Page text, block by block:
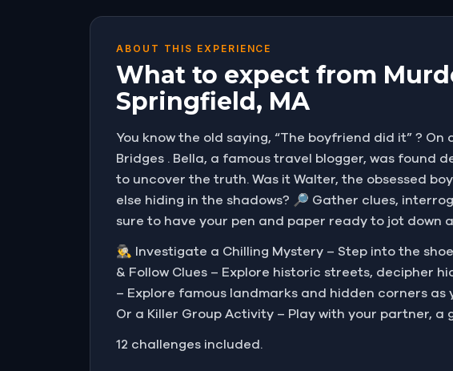
ABOUT THIS EXPERIENCE
What to expect from
Springfield, MA
You know the old saying, “The boyfriend did it” ?
Bridges . Bella, a famous travel blogger, was found
to uncover the truth. Was it Walter, the obsessed
else hiding in the shadows? 🔎 Gather clues,
sure to have your pen and paper ready to jot down
🕵️‍♂️ Investigate a Chilling Mystery – Step into the
& Follow Clues – Explore historic streets, decipher
– Explore famous landmarks and hidden corners
Or a Killer Group Activity – Play with your partner,
12 challenges included.